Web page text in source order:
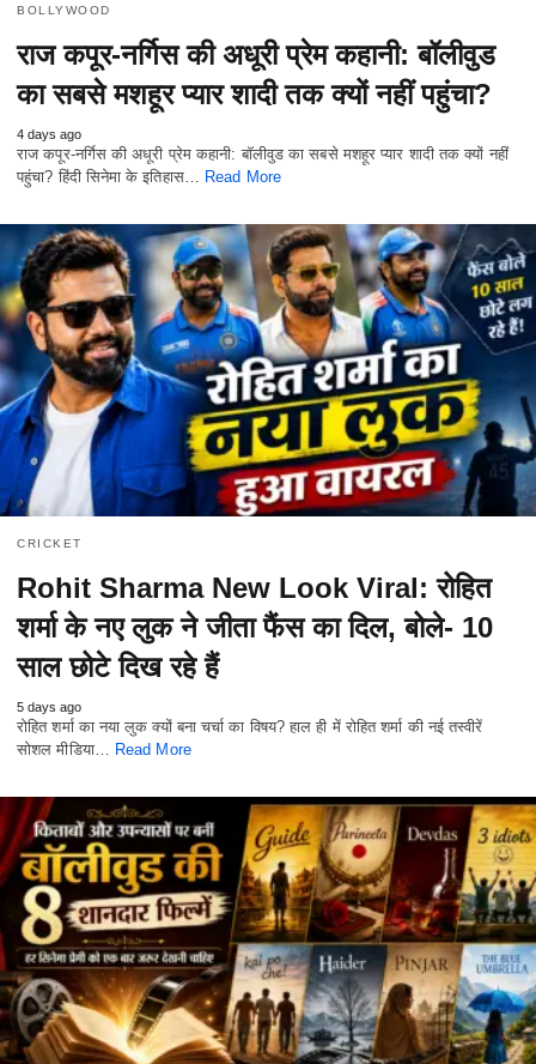
BOLLYWOOD
राज कपूर-नर्गिस की अधूरी प्रेम कहानी: बॉलीवुड
का सबसे मशहूर प्यार शादी तक क्यों नहीं पहुंचा?
4 days ago
राज कपूर-नर्गिस की अधूरी प्रेम कहानी: बॉलीवुड का सबसे मशहूर प्यार शादी तक क्यों नहीं
पहुंचा? हिंदी सिनेमा के इतिहास… Read More
CRICKET
Rohit Sharma New Look Viral: रोहित
शर्मा के नए लुक ने जीता फैंस का दिल, बोले- 10
साल छोटे दिख रहे हैं
5 days ago
रोहित शर्मा का नया लुक क्यों बना चर्चा का विषय? हाल ही में रोहित शर्मा की नई तस्वीरें
सोशल मीडिया… Read More